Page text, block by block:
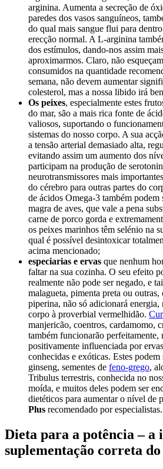
arginina. Aumenta a secreção de
paredes dos vasos sanguíneos,
do qual mais sangue flui para
erecção normal. A L-arginina
dos estímulos, dando-nos assim
aproximarmos. Claro, não
consumidos na quantidade
semana, não devem aumentar
colesterol, mas a nossa libido irá
Os peixes, especialmente estes
do mar, são a mais rica fonte de
valiosos, suportando o
sistemas do nosso corpo. A sua
a tensão arterial demasiado alta,
evitando assim um aumento dos
participam na produção de
neurotransmissores mais
do cérebro para outras partes do
de ácidos Omega-3 também podem
magra de aves, que vale a pena
carne de porco gorda e
os peixes marinhos têm selénio na
qual é possível desintoxicar
acima mencionado;
especiarias e ervas que nenhum
faltar na sua cozinha. O seu efeito
realmente não pode ser negado, e
malagueta, pimenta preta ou outras,
piperina, não só adicionará energia,
corpo à proverbial vermelhidão.
manjericão, coentros, cardamomo,
também funcionarão perfeitamente,
positivamente influenciada por
conhecidas e exóticas. Estes
ginseng, sementes de feno-grego,
Tribulus terrestris, conhecida no
moída, e muitos deles podem ser
dietéticos para aumentar o nível de
Plus recomendado por especialistas.
Dieta para a potência – a
suplementação correta